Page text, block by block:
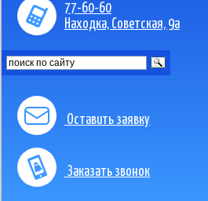
77-60-60
Находка, Советская, 9а
Оставить заявку
Заказать звонок